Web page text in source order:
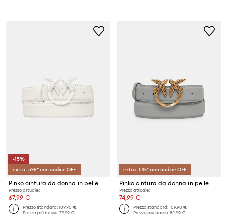
-15%
extra -5%* con codice OFF
Pinko cintura da donna in pelle
Prezzo attuale:
67,99 €
Prezzo standard:109,90 €
Prezzo più basso:79,99 €
extra -5%* con codice OFF
Pinko cintura da donna in pelle
Prezzo attuale:
74,99 €
Prezzo standard:109,90 €
Prezzo più basso:82,99 €